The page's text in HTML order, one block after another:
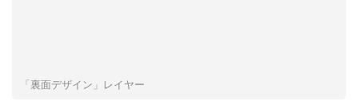
「裏面デザイン」レイヤー